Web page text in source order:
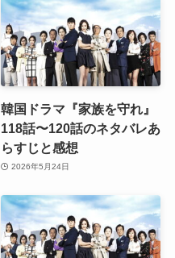
韓国ドラマ『家族を守れ』
118話〜120話のネタバレあ
らすじと感想
2026年5月24日